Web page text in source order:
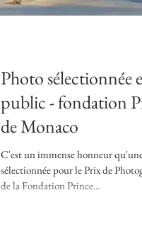
Photo sélectionnée
public - fondation
de Monaco
C'est un immense honneur
sélectionnée pour le Prix de
de la Fondation Prince...